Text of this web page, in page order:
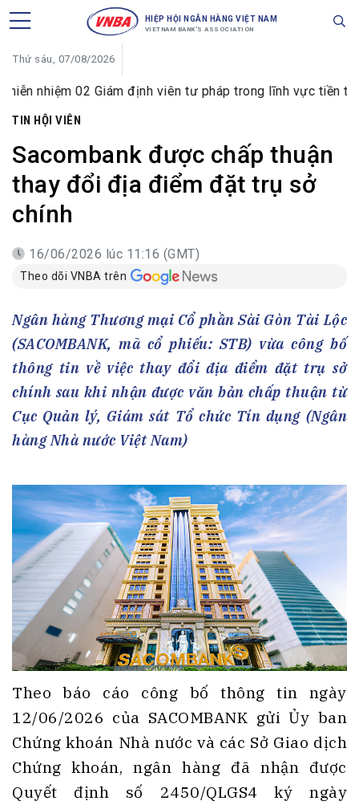
HIỆP HỘI NGÂN HÀNG VIỆT NAM
VIETNAM BANK'S ASSOCIATION
Thứ sáu, 07/08/2026
02 Giám định viên tư pháp trong lĩnh vực tiền tệ và ngân
TIN HỘI VIÊN
Sacombank được chấp thuận
thay đổi địa điểm đặt trụ sở
chính
16/06/2026 lúc 11:16 (GMT)
Theo dõi VNBA trên
Ngân hàng Thương mại Cổ phần Sài Gòn Tài Lộc
(SACOMBANK, mã cổ phiếu: STB) vừa công bố
thông tin về việc thay đổi địa điểm đặt trụ sở
chính sau khi nhận được văn bản chấp thuận từ
Cục Quản lý, Giám sát Tổ chức Tín dụng (Ngân
hàng Nhà nước Việt Nam)
Theo báo cáo công bố thông tin ngày
12/06/2026 của SACOMBANK gửi Ủy ban
Chứng khoán Nhà nước và các Sở Giao dịch
Chứng khoán, ngân hàng đã nhận được
Quyết định số 2450/QLGS4 ký ngày